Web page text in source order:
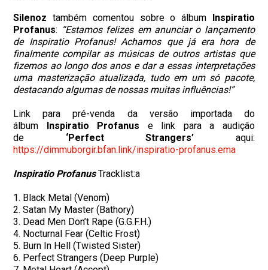
Silenoz também comentou sobre o álbum Inspiratio
Profanus: “Estamos felizes em anunciar o lançamento
de Inspiratio Profanus! Achamos que já era hora de
finalmente compilar as músicas de outros artistas que
fizemos ao longo dos anos e dar a essas interpretações
uma masterização atualizada, tudo em um só pacote,
destacando algumas de nossas muitas influências!”
Link para pré-venda da versão importada do
álbum Inspiratio Profanus e link para a audição
de ‘Perfect Strangers’ aqui:
https://dimmuborgir.bfan.link/inspiratio-profanus.ema
Inspiratio ProfanusTracklist:a
1. Black Metal (Venom)
2. Satan My Master (Bathory)
3. Dead Men Don’t Rape (G.G.F.H.)
4. Nocturnal Fear (Celtic Frost)
5. Burn In Hell (Twisted Sister)
6. Perfect Strangers (Deep Purple)